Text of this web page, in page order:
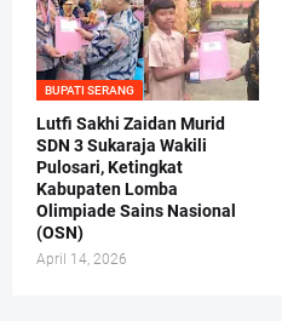
BUPATI SERANG
Lutfi Sakhi Zaidan Murid
SDN 3 Sukaraja Wakili
Pulosari, Ketingkat
Kabupaten Lomba
Olimpiade Sains Nasional
(OSN)
April 14, 2026